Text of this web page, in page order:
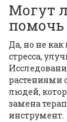
Могут
помочь
Да, но не
стресса,
растениями
людей,
замена
инструмент.